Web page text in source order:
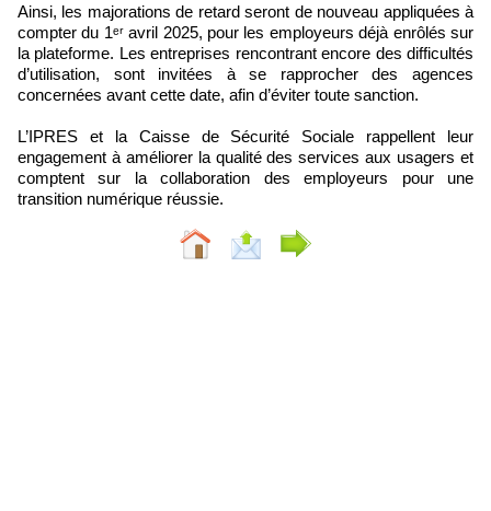
Ainsi, les majorations de retard seront de nouveau appliquées à
compter du 1ᵉʳ avril 2025, pour les employeurs déjà enrôlés sur
la plateforme. Les entreprises rencontrant encore des difficultés
d’utilisation, sont invitées à se rapprocher des agences
concernées avant cette date, afin d’éviter toute sanction.
L’IPRES et la Caisse de Sécurité Sociale rappellent leur
engagement à améliorer la qualité des services aux usagers et
comptent sur la collaboration des employeurs pour une
transition numérique réussie.